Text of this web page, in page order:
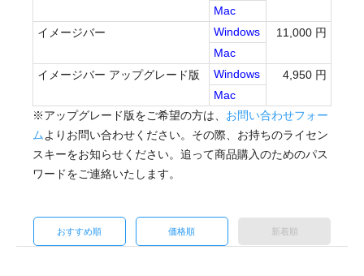
Mac
イメージバー
Windows
11,000 円
Mac
イメージバー アップグレード版
Windows
4,950 円
Mac
※アップグレード版をご希望の方は、 お問い合わせフォー
ム よりお問い合わせください。その際、お持ちのライセン
スキーをお知らせください。追って商品購入のためのパス
ワードをご連絡いたします。
おすすめ順 価格順 新着順